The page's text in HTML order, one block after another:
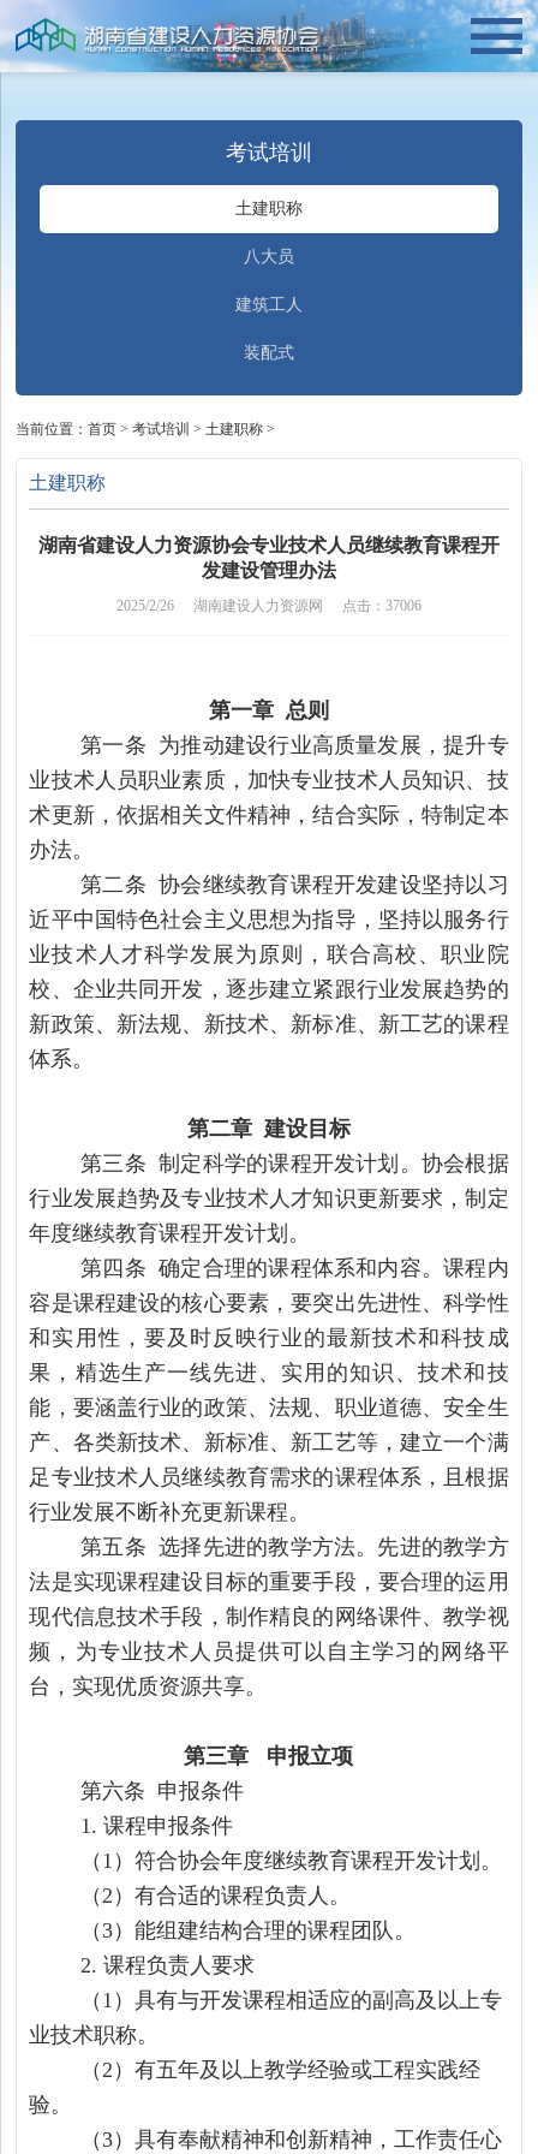
考试培训
土建职称
八大员
建筑工人
装配式
当前位置：首页 >考试培训 >土建职称 >
土建职称
湖南省建设人力资源协会专业技术人员继续教育课程开
发建设管理办法
2025/2/26 湖南建设人力资源网 点击：37006
第一章 总则
第一条 为推动建设行业高质量发展，提升专
业技术人 员职业素质， 加快专业技术人 员知识、 技
术更新，依据相关文件精神 ，结合实际，特制定本
办法。
第二条 协会继续教育课程开发建设坚持以习
近平中国特色社会主义思想为指导，坚持以服务行
业技术人才科学发展为原则，联合高校、职业院
校、企业共同开发，逐步建立紧跟行业发展趋势的
新政策、新法规、新技术、新标准、新工艺的课程
体系。
第二章 建设目标
第三条 制定科学的课程开发计划。 协会根据
行业发展趋势及专业技术人才知识更新要求，制定
年度继续教育课程开发计划。
第四条 确定合理的课程体系和内容。课程内
容是课程建设的核心要素，要突出先进性、科学性
和实用性，要及时反映行业的最新技术和科技成
果，精选生产一线先进、实用的知识、技术和技
能，要涵盖行业的政策、法规、职业道德、安全生
产、各类新技术、新标准、新工艺等， 建立一个满
足 专业技术人员继续教育需求的课程体系，且根据
行业发展不断补充更新课程。
第五条 选择先进的教学方法。先进的教学方
法是实现课程建设目标的重要手段，要合理的运用
现代信息技术手段，制作精良 的 网络课件、教学视
频，为专业技术人 员提供可以自主学习的网络平
台，实现优质资源共享。
第三章
申报立项
第六条 申报条件
1.课程申报条件
（1）符合协会年度继续教育课程开发计划。
（2）有合适的课程负责人。
（3）能组建结构合理的课程团队。
2.课程负责人要求
（1）具有与开发课程相适应的副高及 以上专
业技术职称。
（2）有五年及以上教学经验或工程实践经
验。
（3）具有奉献精神和创新精神，工作责任心